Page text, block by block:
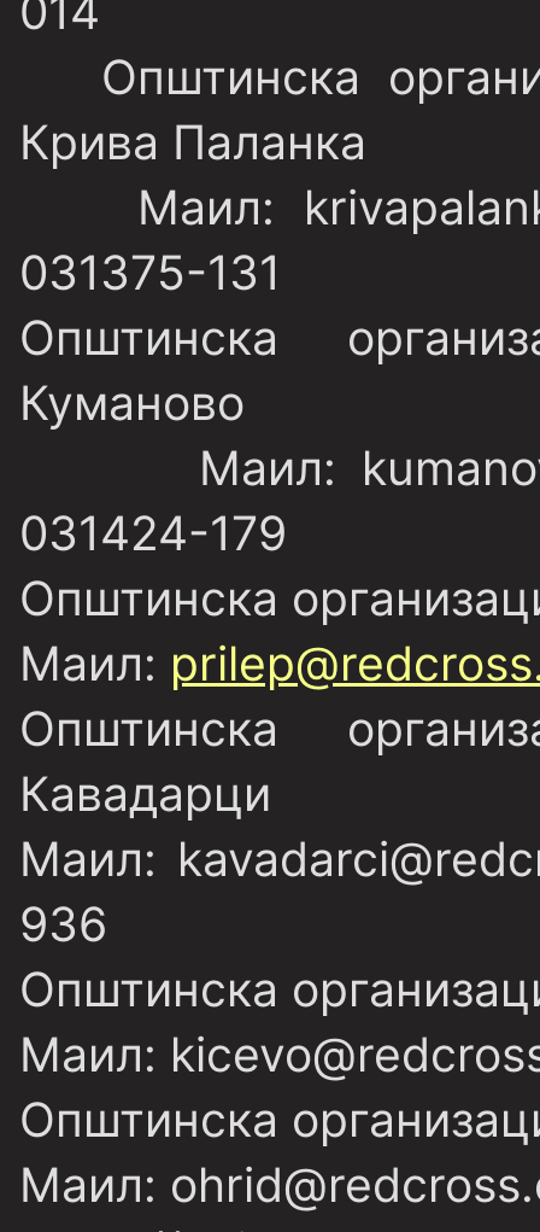
014
Општинска
Крива Паланка
Маил:
031375-131
Општинска
Куманово
Маил:
031424-179
Општинска
Маил:
Општинска
Кавадарци
Маил:
936
Општинска
Маил:
Општинска
Маил: